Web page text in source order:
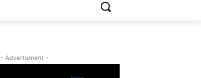
- Advertisment -